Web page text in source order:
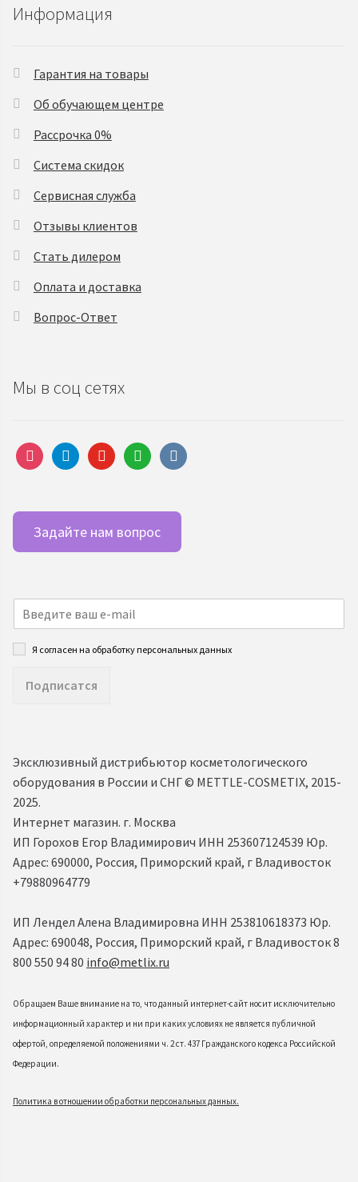
Информация
Гарантия на товары
Об обучающем центре
Рассрочка 0%
Система скидок
Сервисная служба
Отзывы клиентов
Стать дилером
Оплата и доставка
Вопрос-Ответ
Мы в соц сетях
instagramtelegramyoutubewhatsappvkontakte
Задайте нам вопрос
Я согласен на обработку персональных данных
Подписатся
Эксклюзивный дистрибьютор косметологического
оборудования в России и СНГ ©️ METTLE-COSMETIX, 2015-
2025.
Интернет магазин. г. Москва
ИП Горохов Егор Владимирович ИНН 253607124539 Юр.
Адрес: 690000, Россия, Приморский край, г Владивосток
+79880964779
ИП Лендел Алена Владимировна ИНН 253810618373 Юр.
Адрес: 690048, Россия, Приморский край, г Владивосток 8
800 550 94 80 info@metlix.ru
Обращаем Ваше внимание на то, что данный интернет-сайт носит исключительно
информационный характер и ни при каких условиях не является публичной
офертой, определяемой положениями ч. 2 ст. 437 Гражданского кодекса Российской
Федерации.
Политика в отношении обработки персональных данных.